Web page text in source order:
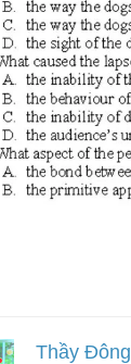
Thầy Đông